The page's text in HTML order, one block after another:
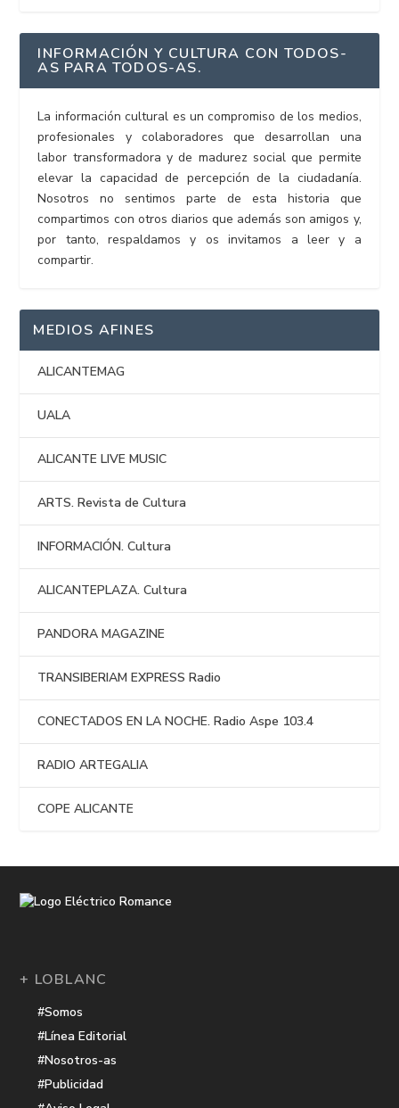
INFORMACIÓN Y CULTURA CON TODOS-
AS PARA TODOS-AS.
La información cultural es un compromiso de los medios,
profesionales y colaboradores que desarrollan una
labor transformadora y de madurez social que permite
elevar la capacidad de percepción de la ciudadanía.
Nosotros no sentimos parte de esta historia que
compartimos con otros diarios que además son amigos y,
por tanto, respaldamos y os invitamos a leer y a
compartir.
MEDIOS AFINES
ALICANTEMAG
UALA
ALICANTE LIVE MUSIC
ARTS. Revista de Cultura
INFORMACIÓN. Cultura
ALICANTEPLAZA. Cultura
PANDORA MAGAZINE
TRANSIBERIAM EXPRESS Radio
CONECTADOS EN LA NOCHE. Radio Aspe 103.4
RADIO ARTEGALIA
COPE ALICANTE
+ LOBLANC
#Somos
#Línea Editorial
#Nosotros-as
#Publicidad